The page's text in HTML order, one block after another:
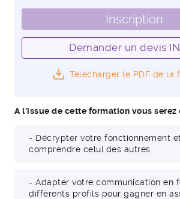
Inscription
Demander un devis
Télécharger le PDF de la
A l'issue de cette formation vous serez
- Décrypter votre fonctionnement
comprendre celui des autres
- Adapter votre communication en
différents profils pour gagner en